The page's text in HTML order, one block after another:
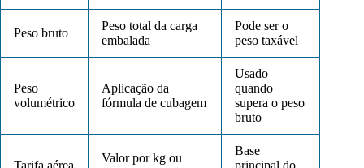
Peso bruto
Peso total da carga
embalada
Pode ser o
peso taxável
Peso
volumétrico
Aplicação da
fórmula de cubagem
Usado
quando
supera o peso
bruto
Tarifa aérea
Valor por kg ou
Base
principal do